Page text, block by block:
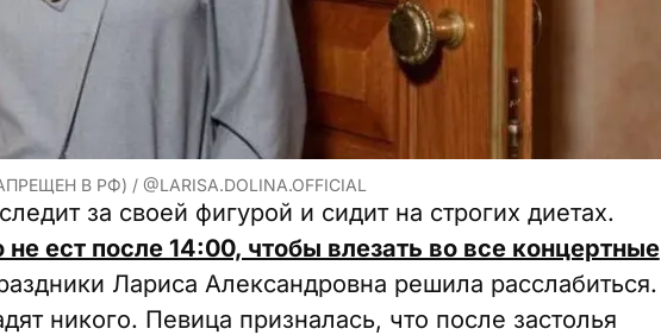
В РФ) / @LARISA.DOLINA.OFFICIAL
за своей фигурой и сидит на строгих диетах.
ест после 14:00, чтобы влезать во все концертные
Лариса Александровна решила расслабиться.
никого. Певица призналась, что после застолья